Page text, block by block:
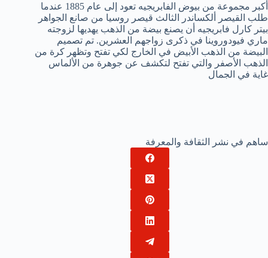
أكبر مجموعة من بيوض الفابريجيه تعود إلى عام 1885 عندما
طلب القيصر ألكساندر الثالث قيصر روسيا من صانع الجواهر
بيتر كارل فابريجيه أن يصنع بيضة من الذهب يهديها لزوجته
ماري فيودوروينا في ذكرى زواجهم العشرين. تم تصميم
البيضة من الذهب الأبيض في الخارج لكي تفتح وتظهر كرة من
الذهب الأصفر والتي تفتح لتكشف عن جوهرة من الألماس
غاية في الجمال
ساهم في نشر الثقافة والمعرفة